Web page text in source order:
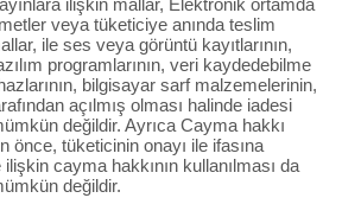
ilişkin mallar, Elektronik ortamda
veya tüketiciye anında teslim
ile ses veya görüntü kayıtlarının,
programlarının, veri kaydedebilme
bilgisayar sarf malzemelerinin,
açılmış olması halinde iadesi
değildir. Ayrıca Cayma hakkı
önce, tüketicinin onayı ile ifasına
cayma hakkının kullanılması da
değildir.